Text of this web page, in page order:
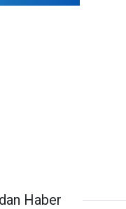
Haber